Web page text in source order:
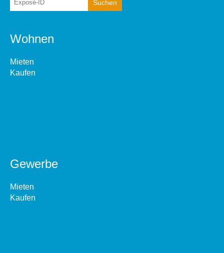
Wohnen
Mieten
Kaufen
Gewerbe
Mieten
Kaufen